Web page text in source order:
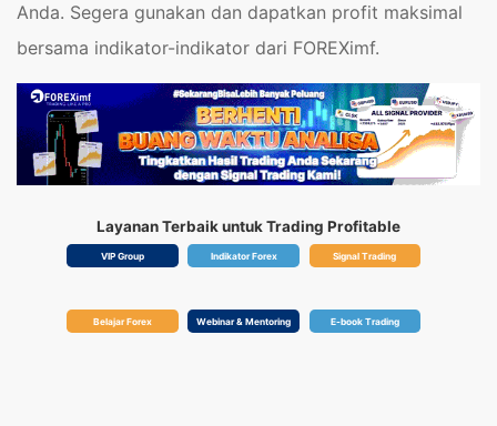
Anda. Segera gunakan dan dapatkan profit maksimal
bersama indikator-indikator dari FOREXimf.
Layanan Terbaik untuk Trading Profitable
VIP Group Indikator Forex Signal Trading
Belajar Forex Webinar & Mentoring E-book Trading